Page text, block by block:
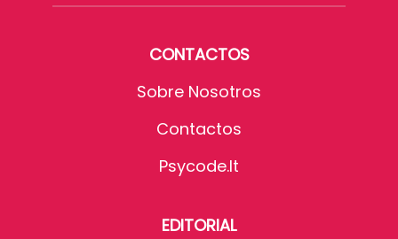
CONTACTOS
Sobre Nosotros
Contactos
Psycode.it
EDITORIAL